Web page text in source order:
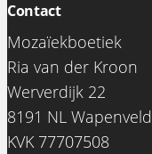
Contact
Mozaïekboetiek
Ria van der Kroon
Werverdijk 22
8191 NL Wapenveld
KVK 77707508